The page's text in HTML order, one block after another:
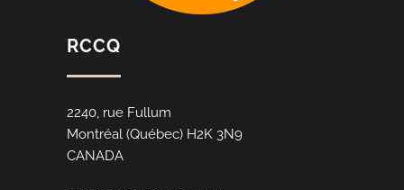
RCCQ
2240, rue Fullum
Montréal (Québec) H2K 3N9
CANADA